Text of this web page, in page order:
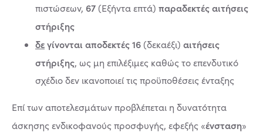
πιστώσεων, 67(Εξήντα επτά) παραδεκτές αιτήσεις
στήριξης
δεγίνονται αποδεκτές16(δεκαέξι) αιτήσεις
στήριξης, ως μη επιλέξιμες καθώς το επενδυτικό
σχέδιο δεν ικανοποιεί τις προϋποθέσεις ένταξης
Επί των αποτελεσμάτων προβλέπεται η δυνατότητα
άσκησης ενδικοφανούς προσφυγής, εφεξής «ένσταση»